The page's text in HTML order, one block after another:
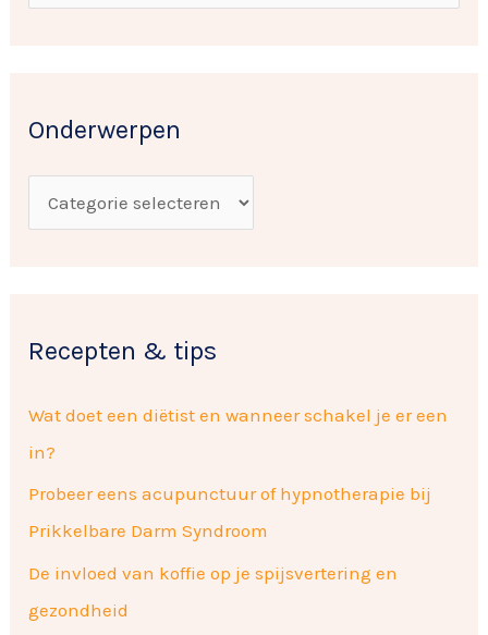
n
a
Onderwerpen
d
w
p
Recepten & tips
Wat doet een diëtist en wanneer schakel je er een
in?
Probeer eens acupunctuur of hypnotherapie bij
Prikkelbare Darm Syndroom
De invloed van koffie op je spijsvertering en
gezondheid